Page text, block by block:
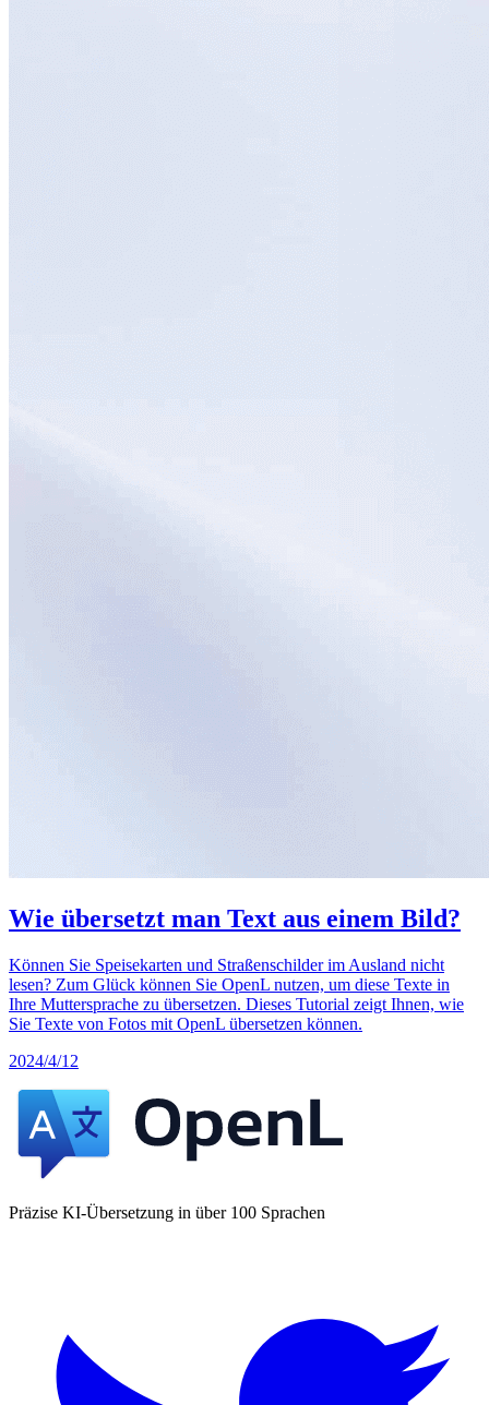
Wie übersetzt man Text aus einem Bild?
Können Sie Speisekarten und Straßenschilder im Ausland nicht
lesen? Zum Glück können Sie OpenL nutzen, um diese Texte in
Ihre Muttersprache zu übersetzen. Dieses Tutorial zeigt Ihnen, wie
Sie Texte von Fotos mit OpenL übersetzen können.
2024/4/12
Präzise KI-Übersetzung in über 100 Sprachen